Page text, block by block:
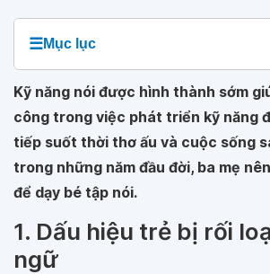
☰Mục lục
Kỹ năng nói được hình thành sớm
công trong việc phát triển kỹ năng
tiếp suốt thời thơ ấu và cuộc sống
trong những năm đầu đời, ba mẹ
để dạy bé tập nói.
1. Dấu hiệu trẻ bị rối
ngữ